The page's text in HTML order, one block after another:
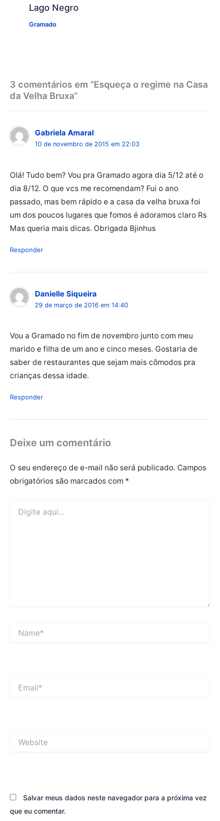
Lago Negro
Gramado
3 comentários em “Esqueça o regime na Casa
da Velha Bruxa”
Gabriela Amaral
10 de novembro de 2015 em 22:03
Olá! Tudo bem? Vou pra Gramado agora dia 5/12 até o
dia 8/12. O que vcs me recomendam? Fui o ano
passado, mas bem rápido e a casa da velha bruxa foi
um dos poucos lugares que fomos é adoramos claro Rs
Mas queria mais dicas. Obrigada Bjinhus
Responder
Danielle Siqueira
29 de março de 2016 em 14:40
Vou a Gramado no fim de novembro junto com meu
marido e filha de um ano e cinco meses. Gostaria de
saber de restaurantes que sejam mais cômodos pra
crianças dessa idade.
Responder
Deixe um comentário
O seu endereço de e-mail não será publicado. Campos
obrigatórios são marcados com *
aqui...
Salvar meus dados neste navegador para a próxima vez
que eu comentar.